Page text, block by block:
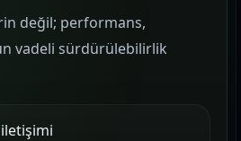
değil; performans,
vadeli sürdürülebilirlik
iletişimi